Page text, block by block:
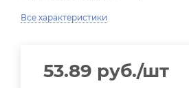
Все характеристики
53.89 руб./шт